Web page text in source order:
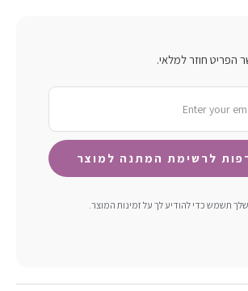
הפריט חוזר למלאי.
תשמש כדי להודיע ​​לך על זמינות המוצר.